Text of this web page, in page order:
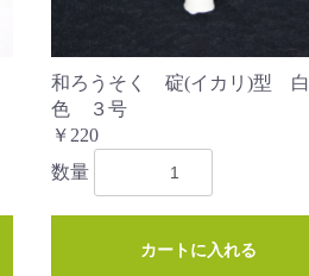
和ろうそく 碇(イカリ)型 白
色 ３号
￥220
数量
カートに入れる